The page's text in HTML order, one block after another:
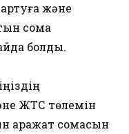
және
сома
болды.
ЖТС төлемін
қаражат сомасын